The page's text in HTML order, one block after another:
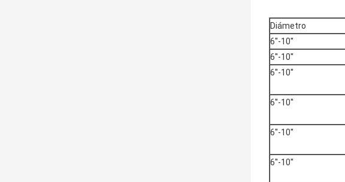
Diámetro
6''-10''
6''-10''
6''-10''
6''-10''
6''-10''
6''-10''